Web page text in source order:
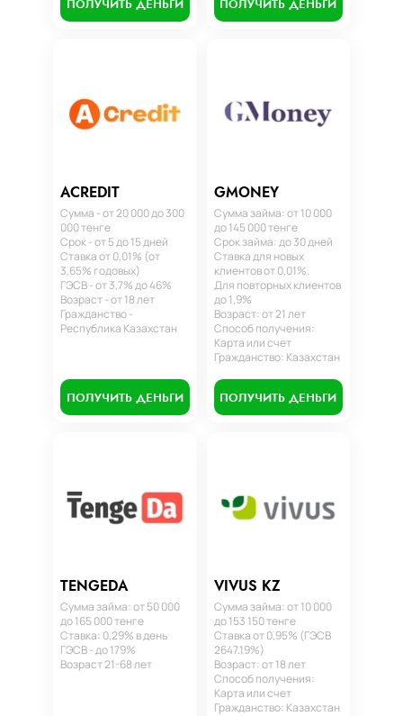
ПОЛУЧИТЬ ДЕНЬГИ ПОЛУЧИТЬ ДЕНЬГИ
ACREDIT
Сумма - от 20 000 до 300
000 тенге
Срок - от 5 до 15 дней
Ставка от 0,01% (от
3,65% годовых)
ГЭСВ - от 3,7% до 46%
Возраст - от 18 лет
Гражданство -
Республика Казахстан
ПОЛУЧИТЬ ДЕНЬГИ
GMONEY
Сумма займа: от 10 000
до 145 000 тенге
Срок займа: до 30 дней
Ставка для новых
клиентов от 0,01%.
Для повторных клиентов
до 1,9%
Возраст: от 21 лет
Способ получения:
Карта или счет
Гражданство: Казахстан
ПОЛУЧИТЬ ДЕНЬГИ
TENGEDA
Сумма займа: от 50 000
до 165 000 тенге
Ставка: 0,29% в день
ГЭСВ - до 179%
Возраст 21-68 лет
VIVUS KZ
Сумма займа: от 10 000
до 153 150 тенге
Ставка от 0,95% (ГЭСВ
2647.19%)
Возраст: от 18 лет
Способ получения:
Карта или счет
Гражданство: Казахстан